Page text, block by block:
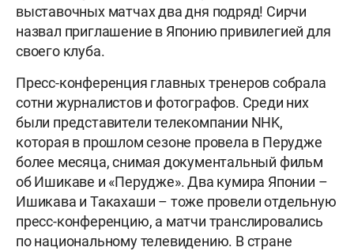
выставочных матчах два дня подряд! Сирчи
назвал приглашение в Японию привилегией для
своего клуба.
Пресс-конференция главных тренеров собрала
сотни журналистов и фотографов. Среди них
были представители телекомпании NHK,
которая в прошлом сезоне провела в Перудже
более месяца, снимая документальный фильм
об Ишикаве и «Перудже». Два кумира Японии –
Ишикава и Такахаши – тоже провели отдельную
пресс-конференцию, а матчи транслировались
по национальному телевидению. В стране